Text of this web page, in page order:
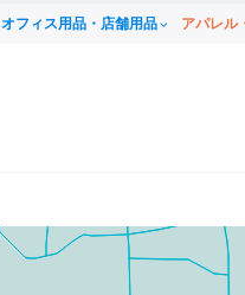
オフィス用品・店舗用品 アパレル